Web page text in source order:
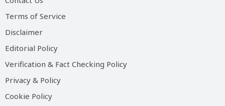
Terms of Service
Disclaimer
Editorial Policy
Verification & Fact Checking Policy
Privacy & Policy
Cookie Policy